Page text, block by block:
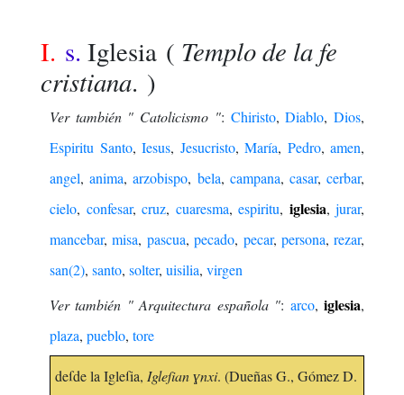
I. s. Iglesia ( Templo de la fe
cristiana. )
Ver también " Catolicismo ": Chiristo,Diablo,Dios,
Espiritu Santo,Iesus, Jesucristo,María, Pedro,amen,
angel,anima,arzobispo, bela, campana,casar,cerbar,
cielo, confesar,cruz, cuaresma,espiritu, iglesia,jurar,
mancebar,misa, pascua,pecado, pecar, persona,rezar,
san(2), santo, solter, uisilia, virgen
Ver también " Arquitectura española ": arco,iglesia,
plaza, pueblo, tore
deſde la Igleſia, Igleſian ɣnxi. (Dueñas G., Gómez D.